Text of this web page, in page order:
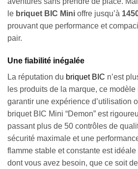
le briquet BIC Mini offre jusqu’à
prouvant que performance et
pair.
Une fiabilité inégalée
La réputation du briquet BIC n’est
les produits de la marque, ce
garantir une expérience d’utilisation
briquet BIC Mini “Demon” est
passant plus de 50 contrôles de
sécurité maximale et une
flamme stable et constante est
dont vous avez besoin, que ce soit